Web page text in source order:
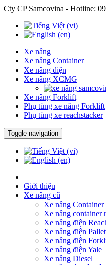
Cty CP Samcovina - Hotline:
Xe nâng
Xe nâng Container
Xe nâng điện
Xe nâng XCMG
Xe nâng Forklift
Phụ tùng xe nâng Forklift
Phụ tùng xe reachstacker
Toggle navigation
Giới thiệu
Xe nâng cũ
Xe nâng Container
Xe nâng container
Xe nâng điện
Xe nâng điện
Xe nâng điện
Xe nâng điện Yale
Xe nâng Diesel